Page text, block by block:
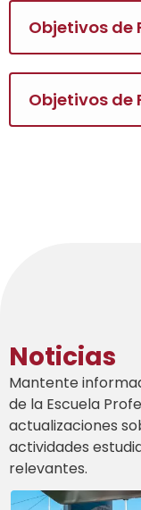
Objetivos de
Objetivos de
Noticias
Mantente
de la Escuela
actualizaciones
actividades
relevantes.